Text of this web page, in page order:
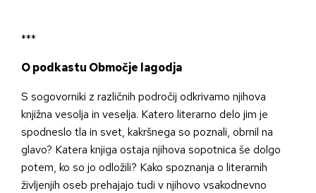
***
O podkastu Območje lagodja
S sogovorniki z različnih področij odkrivamo njihova
knjižna vesolja in veselja. Katero literarno delo jim je
spodneslo tla in svet, kakršnega so poznali, obrnil na
glavo? Katera knjiga ostaja njihova sopotnica še dolgo
potem, ko so jo odložili? Kako spoznanja o literarnih
življenjih oseb prehajajo tudi v njihovo vsakodnevno